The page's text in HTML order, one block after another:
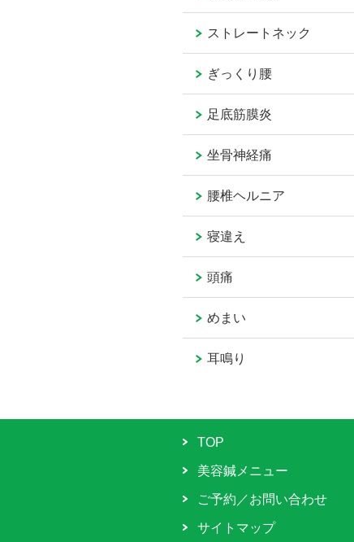
ストレートネック
ぎっくり腰
足底筋膜炎
坐骨神経痛
腰椎ヘルニア
寝違え
頭痛
めまい
耳鳴り
TOP
美容鍼メニュー
ご予約／お問い合わせ
サイトマップ